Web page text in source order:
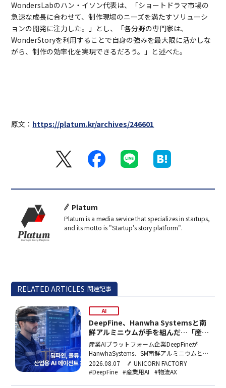
WondersLabのハン・イソン代表は、「ショートドラマ市場の
急速な成長に合わせて、制作現場のニーズを満たすソリューシ
ョンの開発に注力した。」とし、「各分野の専門家は、
WonderStoryを利用することで自身の強みを最大限に活かしな
がら、制作の効率化を実現できるだろう。」と述べた。
原文： https://platum.kr/archives/246601
Platum
Platum is a media service that specializes in startups,
and its motto is "Startup's story platform".
RELATED ARTICLES 関連記事
AI
DeepFine、Hanwha Systemsと南
鮮アルミニウムが手を組んだ…「産業
用AIエージェント」開発
産業AIプラットフォーム企業DeepFineが
HanwhaSystems、SM南鮮アルミニウムと組
み、防衛産業・自動車物流現場向け産業用AI
エージェントを開発する。総事業費40億ウ
2026.08.07
UNICORN FACTORY
#DeepFine #産業用AI #物流AX